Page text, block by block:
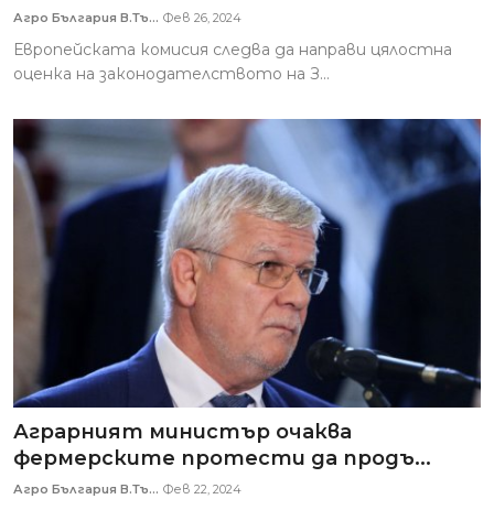
Агро България В.Тъ... Фев 26, 2024
Европейската комисия следва да направи цялостна
оценка на законодателството на З...
Аграрният министър очаква
фермерските протести да продъ...
Агро България В.Тъ... Фев 22, 2024